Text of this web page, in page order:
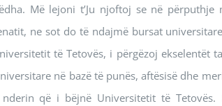
Më lejoni t’Ju njoftoj se në
ne sot do të ndajmë bursat
të Tetovës, i përgëzoj ekselentët
në bazë të punës, aftësisë dhe
që i bëjnë Universitetit të